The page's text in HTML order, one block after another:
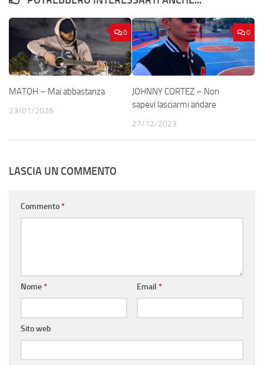
0
MATOH – Mai abbastanza
23/01/2026
0
JOHNNY CORTEZ – Non
sapevi lasciarmi andare
27/12/2023
LASCIA UN COMMENTO
Commento*
Nome* Email *
Sito web